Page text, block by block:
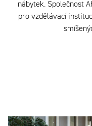
nábytek. Společnost
pro vzdělávací